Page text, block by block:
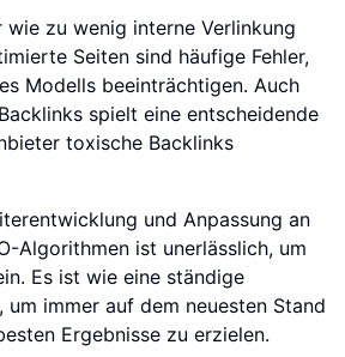
wie zu wenig interne Verlinkung
Seiten sind häufige Fehler,
Modells beeinträchtigen. Auch
spielt eine entscheidende
toxische Backlinks
und Anpassung an
Algorithmen ist unerlässlich, um
Es ist wie eine ständige
um immer auf dem neuesten Stand
Ergebnisse zu erzielen.